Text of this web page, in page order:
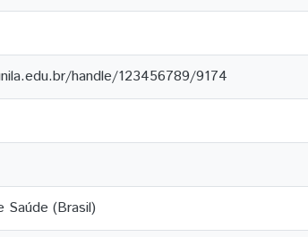
handle/123456789/9174
Saúde (Brasil)